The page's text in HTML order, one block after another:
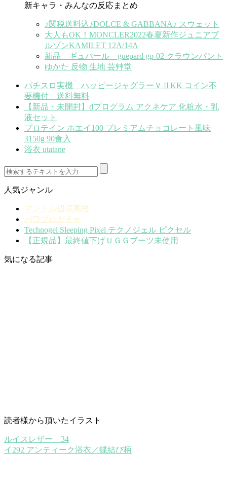
新キャラ・みんなの反応まとめ
♪関税送料込♪DOLCE & GABBANA♪ スウェット
大人もOK！MONCLER2022春夏新作ジュニアブ
ルゾンKAMILET 12A/14A
新品 ギュパール guepard gp-02 クラウンパント
ゆかた 反物 生地 芸艸堂
パチスロ実機 ハッピージャグラーＶⅡKK コイン不
要機付 送料無料
【新品・未開封】dプログラム アクネケア 化粧水・乳
液セット
プロテイン ホエイ100 プレミアムチョコレート風味
3150g 90食入
浴衣 utatane
人気ジャンル
マントル辺境高校
パワプロガチャ
Technogel Sleeping Pixel テクノジェル ピクセル
【正規品】最終値下げＵＧＧブーツ未使用
気になる記事
読者様から頂いたイラスト
ルイスレザー 34
イ292 アンティーク浴衣／蝶結び柄